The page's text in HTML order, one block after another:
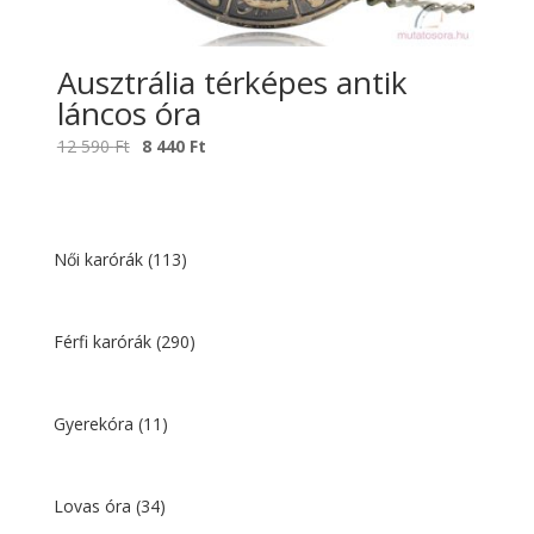
Ausztrália térképes antik
láncos óra
12 590Ft Original
590 Ft.
8 440 Ft
Női karórák (113)
Férfi karórák (290)
Gyerekóra (11)
Lovas óra (34)